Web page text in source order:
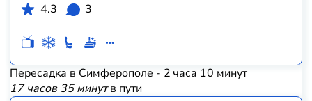
4.3
3
Пересадка в Симферополе - 2 часа 10 минут
17 часов 35 минутв пути